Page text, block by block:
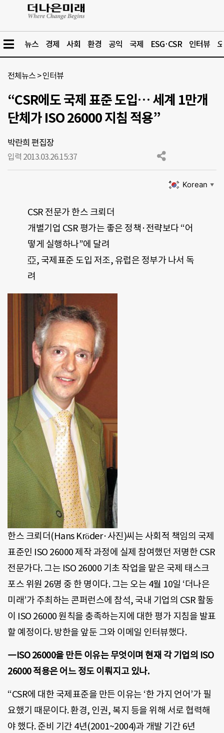
뉴스 경제 사회 환경 공익 국제 ESG·CSR 인터뷰
전체뉴스 >인터뷰
“CSR에도 국제 표준 도입… 세계 1만개
단체가 ISO 26000 지침 적용”
박란희 편집장
입력 2013.03.26.15:37
Korean ▼
CSR 전문가 한스 크뢰더
개별기업 CSR 평가는 좋은 정책·전략보다 “어
떻게 실행하나”에 달려
亞, 국제표준 도입 저조, 유럽은 정부가 나서 독
려
한스 크뢰더(Hans Kröder·사진)씨는 사회적 책임의 국제
표준인 ISO 26000 제작 과정에 실제 참여했던 저명한 CSR
전문가다. 그는 ISO 26000 기초 작업을 맡은 국제 태스크
포스 위원 26명 중 한 명이다. 그는 오는 4월 10일 ‘더나은
미래’가 주최하는 콘퍼런스에 참석, 국내 기업의 CSR 활동
이 ISO 26000 원칙을 충족하는지에 대한 평가 지침을 발표
할 예정이다. 방한을 앞둔 그와 이메일 인터뷰했다.
―ISO 26000을 만든 이유는 무엇이며 현재 각 기업의 ISO
26000 적용은 어느 정도 이뤄지고 있나.
“CSR에 대한 국제표준을 만든 이유는 ‘한 가지 언어’가 필
요했기 때문이다. 환경, 인권, 복지 등을 위해 서로 협력해
야 했다. 준비 기간 4년(2001~2004)과 개발 기간 6년